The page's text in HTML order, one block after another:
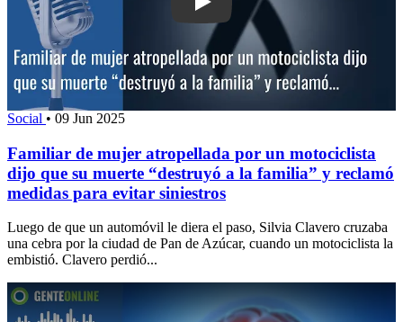
Play: Familiar de mujer atropellada
Social • 09 Jun 2025
Familiar de mujer atropellada por un motociclista
dijo que su muerte “destruyó a la familia” y reclamó
medidas para evitar siniestros
Luego de que un automóvil le diera el paso, Silvia Clavero cruzaba
una cebra por la ciudad de Pan de Azúcar, cuando un motociclista la
embistió. Clavero perdió...